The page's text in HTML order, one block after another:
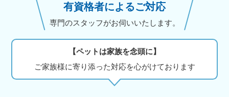
有資格者によるご対応
専門のスタッフがお伺いいたします。
【ペットは家族を念頭に】
ご家族様に寄り添った対応を心がけております